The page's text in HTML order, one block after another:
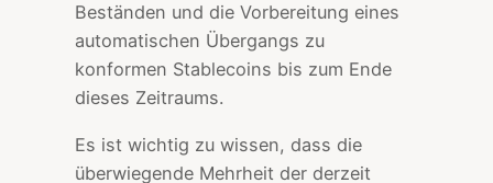
Beständen und die Vorbereitung eines
automatischen Übergangs zu
konformen Stablecoins bis zum Ende
dieses Zeitraums.
Es ist wichtig zu wissen, dass die
überwiegende Mehrheit der derzeit